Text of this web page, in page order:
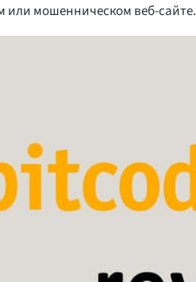
или мошенническом веб-сайте.